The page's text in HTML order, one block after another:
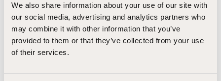
We also share information about your use of our site with
our social media, advertising and analytics partners who
may combine it with other information that you’ve
provided to them or that they’ve collected from your use
of their services.
Kiinnostuitko? Hae tehtävään sähköisellä lomakkeella
heti tänään, mutta viimeistään28.8.2024 klo. 16.
Käymme hakemuksia läpi jo hakuaikana. Tehtävä
täytetään heti sopivan henkilön löydyttyä.
Lisätietoja tehtävästä antaa mielellään opintojohtaja